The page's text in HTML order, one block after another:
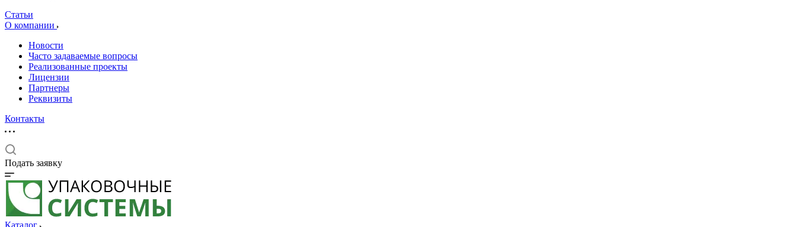
Статьи
О компании
Новости
Часто задаваемые вопросы
Реализованные проекты
Лицензии
Партнеры
Реквизиты
Контакты
Подать заявку
Каталог